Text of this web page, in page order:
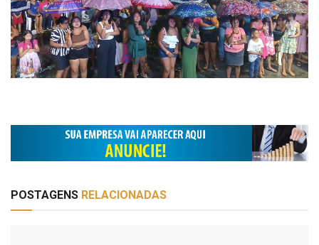
POSTAGENS RELACIONADAS